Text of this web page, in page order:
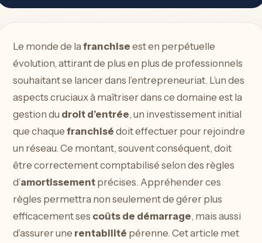
Le monde de la franchise est en perpétuelle
évolution, attirant de plus en plus de professionnels
souhaitant se lancer dans l’entrepreneuriat. L’un des
aspects cruciaux à maîtriser dans ce domaine est la
gestion du droit d’entrée, un investissement initial
que chaque franchisé doit effectuer pour rejoindre
un réseau. Ce montant, souvent conséquent, doit
être correctement comptabilisé selon des règles
d’amortissementprécises. Appréhender ces
règles permettra non seulement de gérer plus
efficacement ses coûts de démarrage, mais aussi
d’assurer une rentabilité pérenne. Cet article met